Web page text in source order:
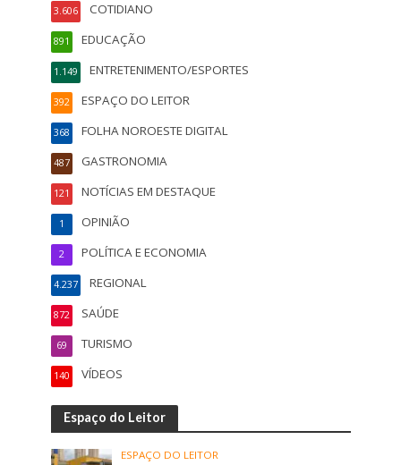
COTIDIANO
3.606
EDUCAÇÃO
891
ENTRETENIMENTO/ESPORTES
1.149
ESPAÇO DO LEITOR
392
FOLHA NOROESTE DIGITAL
368
GASTRONOMIA
487
NOTÍCIAS EM DESTAQUE
121
OPINIÃO
1
POLÍTICA E ECONOMIA
2
REGIONAL
4.237
SAÚDE
872
TURISMO
69
VÍDEOS
140
Espaço do Leitor
ESPAÇO DO LEITOR